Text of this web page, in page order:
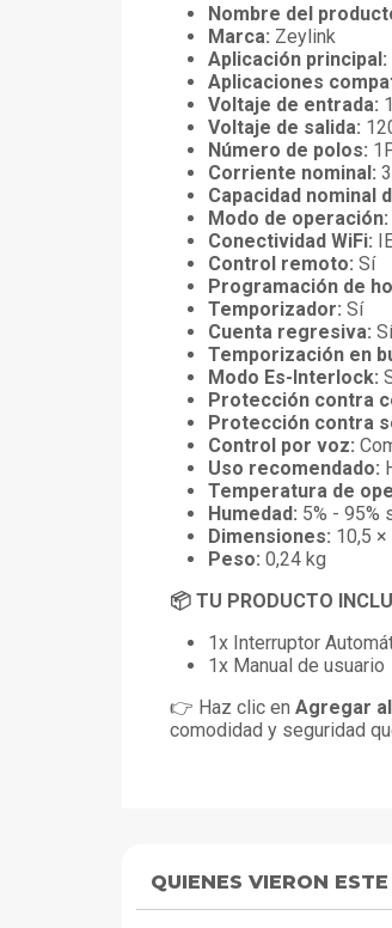
Nombre del
Marca: Zeylink
Aplicación principal:
Aplicaciones
Voltaje de entrada:
Voltaje de salida:
Número de polos:
Corriente nominal:
Capacidad nominal
Modo de operación:
Conectividad WiFi:
Control remoto: Sí
Programación de
Temporizador: Sí
Cuenta regresiva: Sí
Temporización en
Modo Es-Interlock:
Protección contra
Protección contra
Control por voz:
Uso recomendado:
Temperatura de
Humedad: 5% - 95%
Dimensiones: 10,5
Peso: 0,24 kg
📦 TU PRODUCTO
1x Interruptor
1x Manual de usuario
👉 Haz clic en Agregar
comodidad y seguridad
QUIENES VIERON